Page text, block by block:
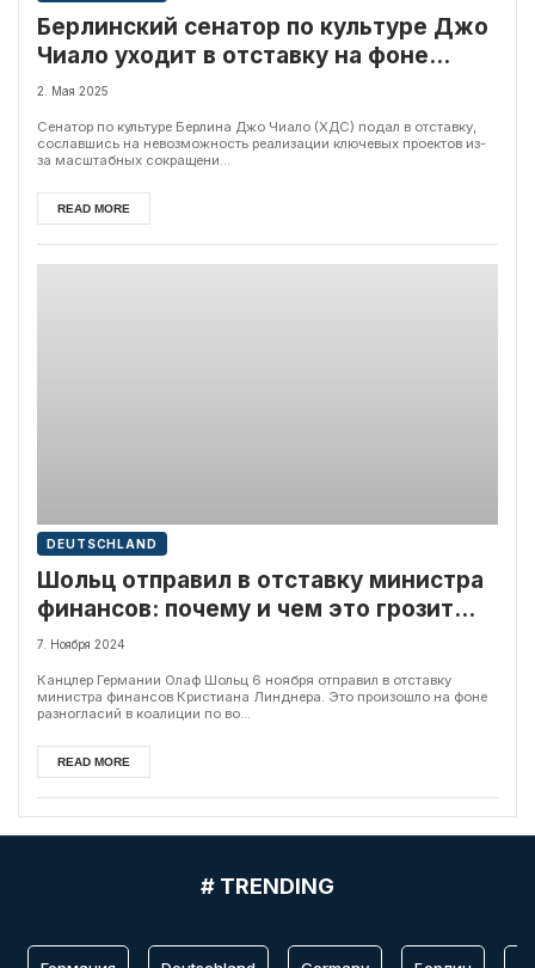
Берлинский сенатор по культуре Джо
Чиало уходит в отставку на фоне
скандалов и бюджетных сокращений
2. Мая 2025
Сенатор по культуре Берлина Джо Чиало (ХДС) подал в отставку,
сославшись на невозможность реализации ключевых проектов из-
за масштабных сокращени...
READ MORE
DEUTSCHLAND
Шольц отправил в отставку министра
финансов: почему и чем это грозит
коалиционному правительству?
7. Ноября 2024
Канцлер Германии Олаф Шольц 6 ноября отправил в отставку
министра финансов Кристиана Линднера. Это произошло на фоне
разногласий в коалиции по во...
READ MORE
# TRENDING